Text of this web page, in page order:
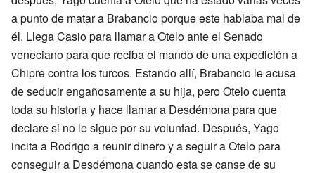
a punto de matar a Brabancio porque este hablaba mal de
él. Llega Casio para llamar a Otelo ante el Senado
veneciano para que reciba el mando de una expedición a
Chipre contra los turcos. Estando allí, Brabancio le acusa
de seducir engañosamente a su hija, pero Otelo cuenta
toda su historia y hace llamar a Desdémona para que
declare si no le sigue por su voluntad. Después, Yago
incita a Rodrigo a reunir dinero y a seguir a Otelo para
conseguir a Desdémona cuando esta se canse de su